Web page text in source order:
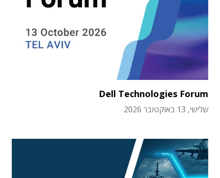
Dell Technologies Forum
שלישי, 13 באוקטובר 2026